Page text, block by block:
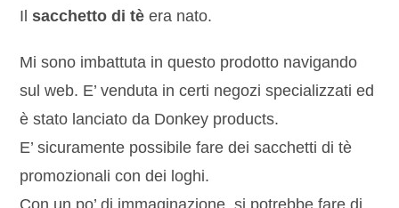
Il sacchetto di tè era nato.
Mi sono imbattuta in questo prodotto navigando
sul web. E’ venduta in certi negozi specializzati ed
è stato lanciato da Donkey products.
E’ sicuramente possibile fare dei sacchetti di tè
promozionali con dei loghi.
Con un po’ di immaginazione, si potrebbe fare di